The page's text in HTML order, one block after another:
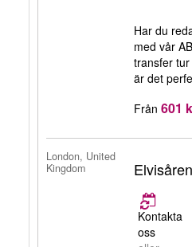
Har du
med vår
transfer
är det
Från 601
London, United
Kingdom
Elvisåren
Kontakta
oss